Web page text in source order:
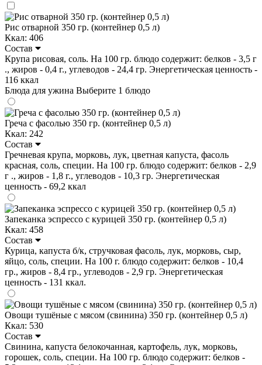
Рис отварной 350 гр. (контейнер 0,5 л)
Ккал: 406
Состав
Крупа рисовая, соль. На 100 гр. блюдо содержит: белков - 3,5 г
., жиров - 0,4 г., углеводов - 24,4 гр. Энергетическая ценность -
116 ккал
Блюда для ужина Выберите 1 блюдо
Греча с фасолью 350 гр. (контейнер 0,5 л)
Ккал: 242
Состав
Гречневая крупа, морковь, лук, цветная капуста, фасоль
красная, соль, специи. На 100 гр. блюдо содержит: белков - 2,9
г ., жиров - 1,8 г., углеводов - 10,3 гр. Энергетическая
ценность - 69,2 ккал
Запеканка эспрессо с курицей 350 гр. (контейнер 0,5 л)
Ккал: 458
Состав
Курица, капуста б/к, стручковая фасоль, лук, морковь, сыр,
яйцо, соль, специи. На 100 г. блюдо содержит: белков - 10,4
гр., жиров - 8,4 гр., углеводов - 2,9 гр. Энергетическая
ценность - 131 ккал.
Овощи тушёные с мясом (свинина) 350 гр. (контейнер 0,5 л)
Ккал: 530
Состав
Свинина, капуста белокочанная, картофель, лук, морковь,
горошек, соль, специи. На 100 гр. блюдо содержит: белков -